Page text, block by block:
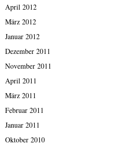
April 2012
März 2012
Januar 2012
Dezember 2011
November 2011
April 2011
März 2011
Februar 2011
Januar 2011
Oktober 2010